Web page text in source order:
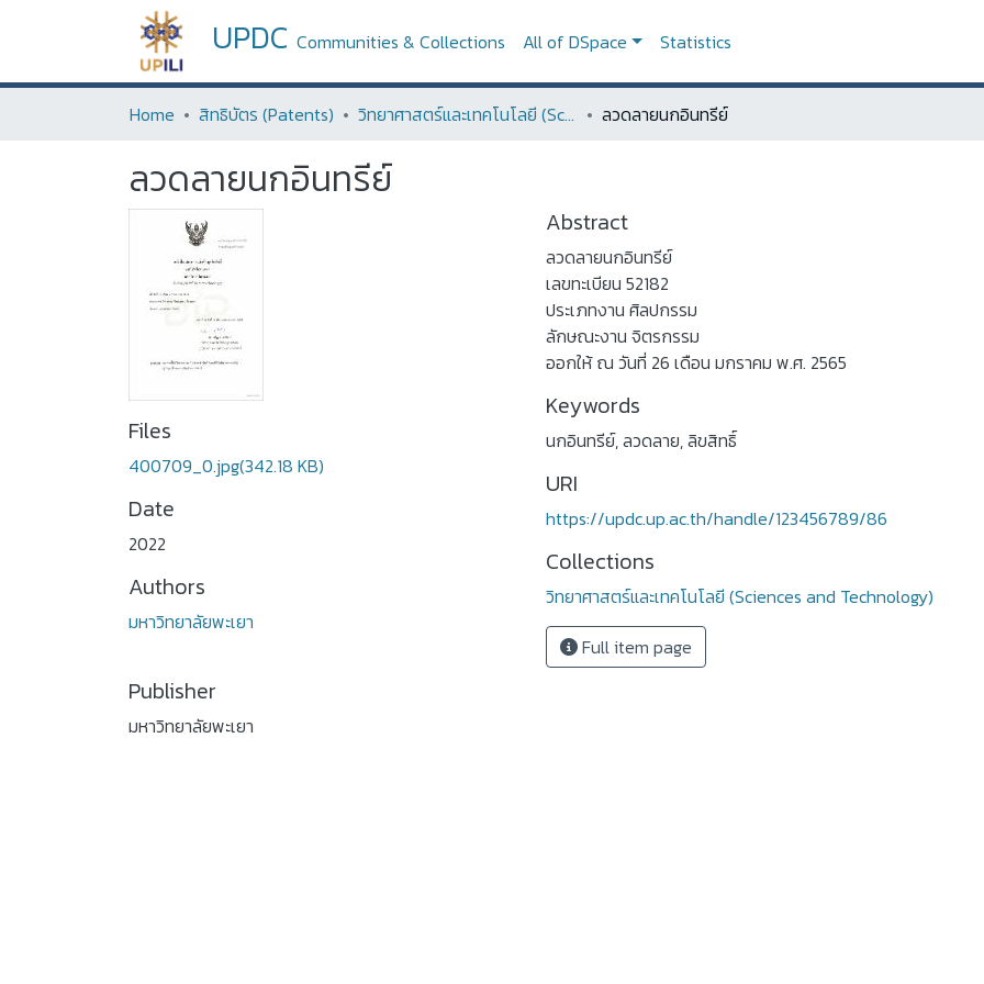
UPDC Communities & Collections All of DSpace Statistics
Home สิทธิบัตร (Patents) วิทยาศาสตร์และเทคโนโลยี (Sciences and Technology) ลวดลายนกอินทรีย์
ลวดลายนกอินทรีย์
Files
400709_0.jpg(342.18 KB)
Date
2022
Authors
มหาวิทยาลัยพะเยา
Publisher
มหาวิทยาลัยพะเยา
Abstract
ลวดลายนกอินทรีย์
เลขทะเบียน 52182
ประเภทงาน ศิลปกรรม
ลักษณะงาน จิตรกรรม
ออกให้ ณ วันที่ 26 เดือน มกราคม พ.ศ. 2565
Keywords
นกอินทรีย์,ลวดลาย,ลิขสิทธิ์
URI
https://updc.up.ac.th/handle/123456789/86
Collections
วิทยาศาสตร์และเทคโนโลยี (Sciences and Technology)
Full item page